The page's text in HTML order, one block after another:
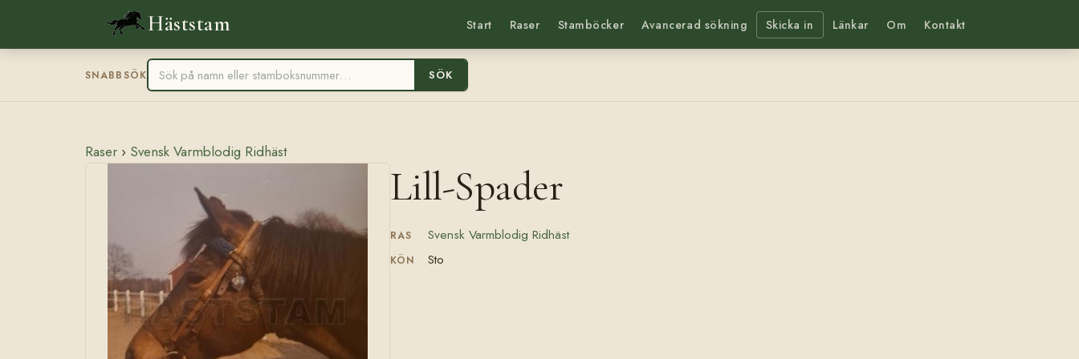
Häststam Start Raser Stamböcker Avancerad sökning Skicka in Länkar Om Kontakt
SNABBSÖK SÖK
Raser › Svensk Varmblodig Ridhäst
Lill-Spader
RAS Svensk Varmblodig Ridhäst
KÖN Sto